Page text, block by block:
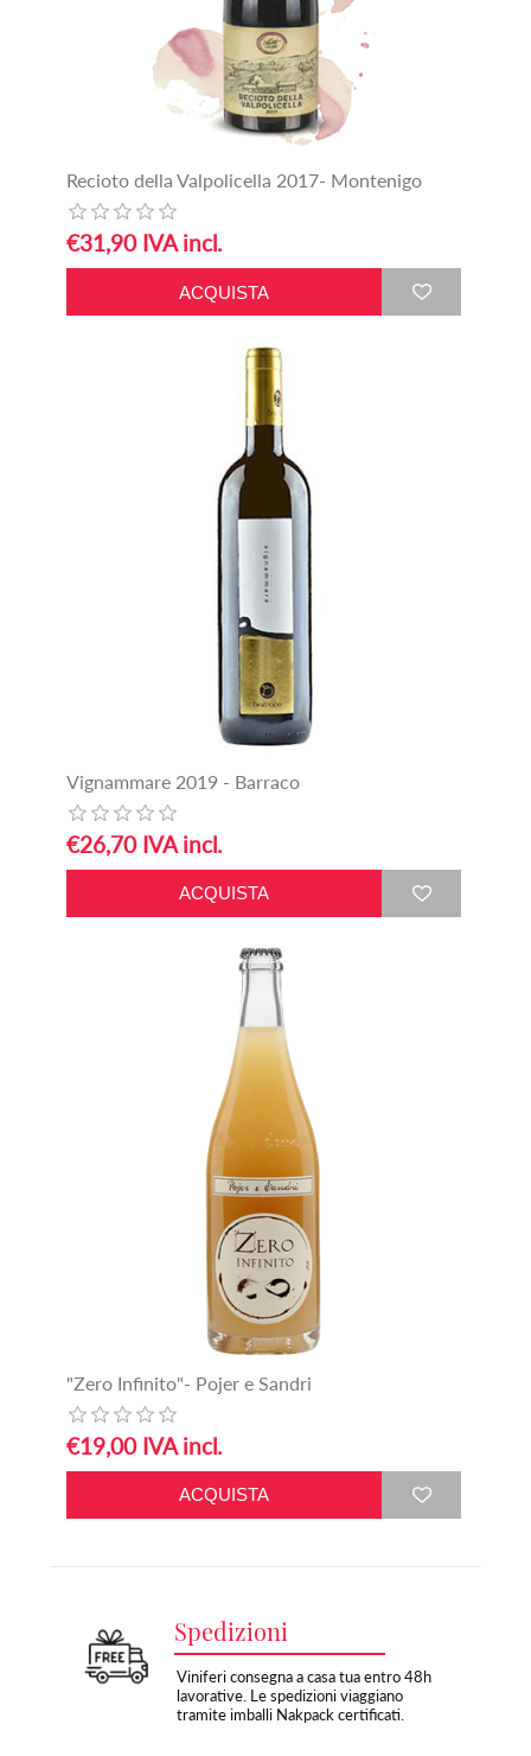
Recioto della Valpolicella 2017- Montenigo
€31,90 IVA incl.
Vignammare 2019 - Barraco
€26,70 IVA incl.
"Zero Infinito"- Pojer e Sandri
€19,00 IVA incl.
Spedizioni
Viniferi consegna a casa tua entro 48h
lavorative. Le spedizioni viaggiano
tramite imballi Nakpack certificati.